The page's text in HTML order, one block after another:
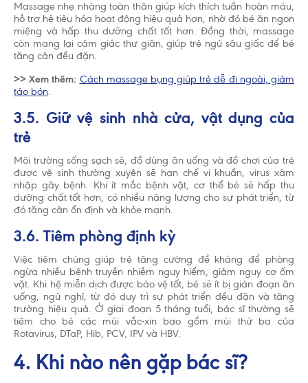
Massage nhẹ nhàng toàn thân giúp kích thích tuần hoàn máu,
hỗ trợ hệ tiêu hóa hoạt động hiệu quả hơn, nhờ đó bé ăn ngon
miệng và hấp thu dưỡng chất tốt hơn. Đồng thời, massage
còn mang lại cảm giác thư giãn, giúp trẻ ngủ sâu giấc để bé
tăng cân đều đặn.
>> Xem thêm: Cách massage bụng giúp trẻ dễ đi ngoài, giảm
táo bón.
3.5. Giữ vệ sinh nhà cửa, vật dụng của
trẻ
Môi trường sống sạch sẽ, đồ dùng ăn uống và đồ chơi của trẻ
được vệ sinh thường xuyên sẽ hạn chế vi khuẩn, virus xâm
nhập gây bệnh. Khi ít mắc bệnh vặt, cơ thể bé sẽ hấp thu
dưỡng chất tốt hơn, có nhiều năng lượng cho sự phát triển, từ
đó tăng cân ổn định và khỏe mạnh.
3.6. Tiêm phòng định kỳ
Việc tiêm chủng giúp trẻ tăng cường đề kháng để phòng
ngừa nhiều bệnh truyền nhiễm nguy hiểm, giảm nguy cơ ốm
vặt. Khi hệ miễn dịch được bảo vệ tốt, bé sẽ ít bị gián đoạn ăn
uống, ngủ nghỉ, từ đó duy trì sự phát triển đều đặn và tăng
trưởng hiệu quả. Ở giai đoạn 5 tháng tuổi, bác sĩ thường sẽ
tiêm cho bé các mũi vắc-xin bao gồm mũi thứ ba của
Rotavirus, DTaP, Hib, PCV, IPV và HBV.
4. Khi nào nên gặp bác sĩ?